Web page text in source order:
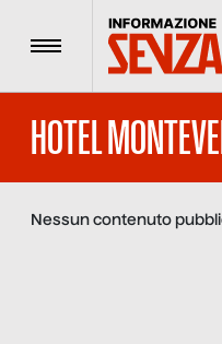
Menu
HOTEL
Nessun contenuto